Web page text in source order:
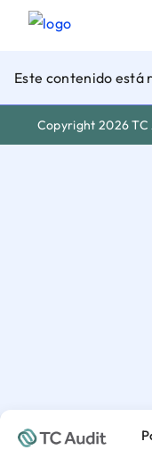
Este contenido está
Copyright 2026 TC